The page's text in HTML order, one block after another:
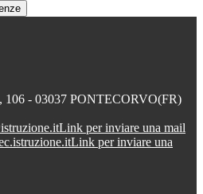
- 03037 PONTECORVO(FR)
Link per inviare una mail
Link per inviare una